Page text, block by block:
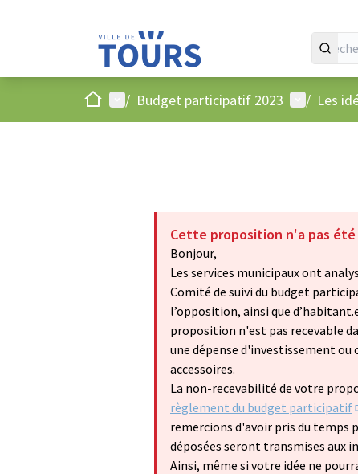
AccueilMenu principal
/ Budget participatif 2023 Menu
/ Les
Cette proposition n'a pas
Bonjour,
Les services municipaux ont
Comité de suivi du budget
l’opposition, ainsi que
proposition n'est pas recevable
une dépense d'investissement
accessoires.
La non-recevabilité de votre
règlement du budget participatif
remercions d'avoir pris du temps
déposées seront transmises aux
Ainsi, même si votre idée ne